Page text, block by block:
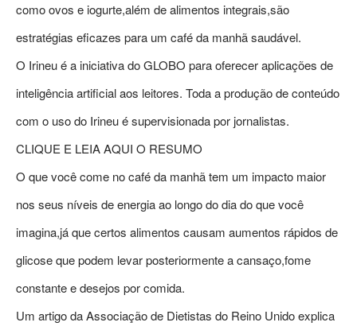
como ovos e iogurte,além de alimentos integrais,são
estratégias eficazes para um café da manhã saudável.
O Irineu é a iniciativa do GLOBO para oferecer aplicações de
inteligência artificial aos leitores. Toda a produção de conteúdo
com o uso do Irineu é supervisionada por jornalistas.
CLIQUE E LEIA AQUI O RESUMO
O que você come no café da manhã tem um impacto maior
nos seus níveis de energia ao longo do dia do que você
imagina,já que certos alimentos causam aumentos rápidos de
glicose que podem levar posteriormente a cansaço,fome
constante e desejos por comida.
Um artigo da Associação de Dietistas do Reino Unido explica